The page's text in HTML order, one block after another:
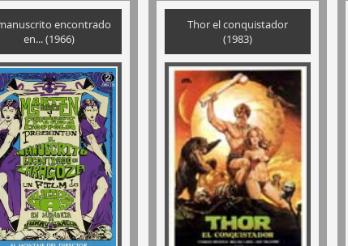
encontrado
en... (1966)
Thor el conquistador
(1983)